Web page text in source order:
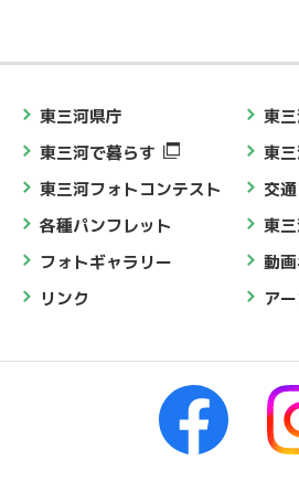
東三河県庁
東
東三河で暮らす
東
東三河フォトコンテスト
交
各種パンフレット
東
フォトギャラリー
動
リンク
ア